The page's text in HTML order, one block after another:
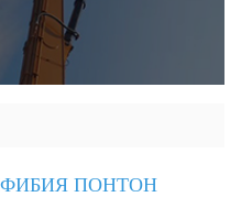
ПОНТОН